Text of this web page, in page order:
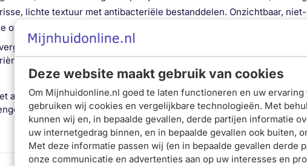
Deze website maakt gebruik van cookies
Om Mijnhuidonline.nl goed te laten functioneren en uw
gebruiken wij cookies en vergelijkbare technologieën. Met
kunnen wij en, in bepaalde gevallen, derde partijen informatie
uw internetgedrag binnen, en in bepaalde gevallen ook buiten,
Met deze informatie passen wij (en in bepaalde gevallen derde
onze communicatie en advertenties aan op uw interesses en
Schrijf je nu in en ontvang onze nieuwsbrief
Meld je aan voor onze
lichte textuur met antibacteriële bestanddelen. Onzichtbaar,
over de huid wordt gelegd. Werkzaamheid Cicaplast Gel B5 volgens
met een niet-behandelde zone.
van de huid.
advies van de dermatoloog volgen.